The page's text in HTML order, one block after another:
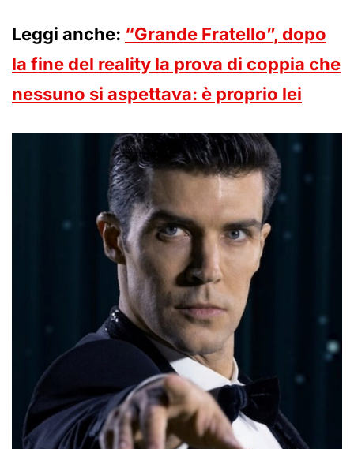
Leggi anche: “Grande Fratello”, dopo
la fine del reality la prova di coppia che
nessuno si aspettava: è proprio lei